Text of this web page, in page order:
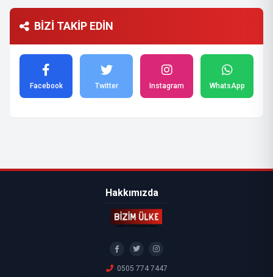
BİZİ TAKİP EDİN
Facebook Twitter Instagram WhatsApp
Hakkımızda
0505 774 7447